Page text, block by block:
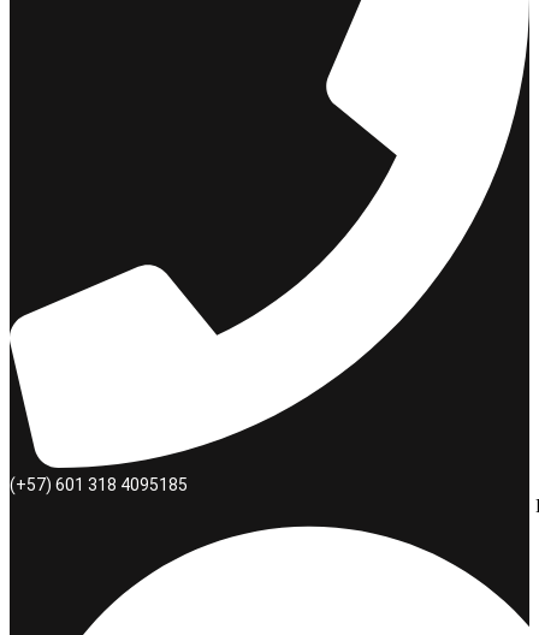
(+57) 601 318 4095185